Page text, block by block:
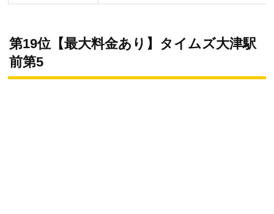
第19位【最大料金あり】タイムズ大津駅
前第5